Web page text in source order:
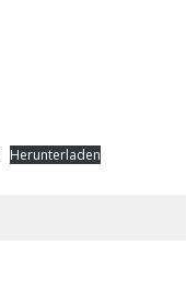
Herunterladen